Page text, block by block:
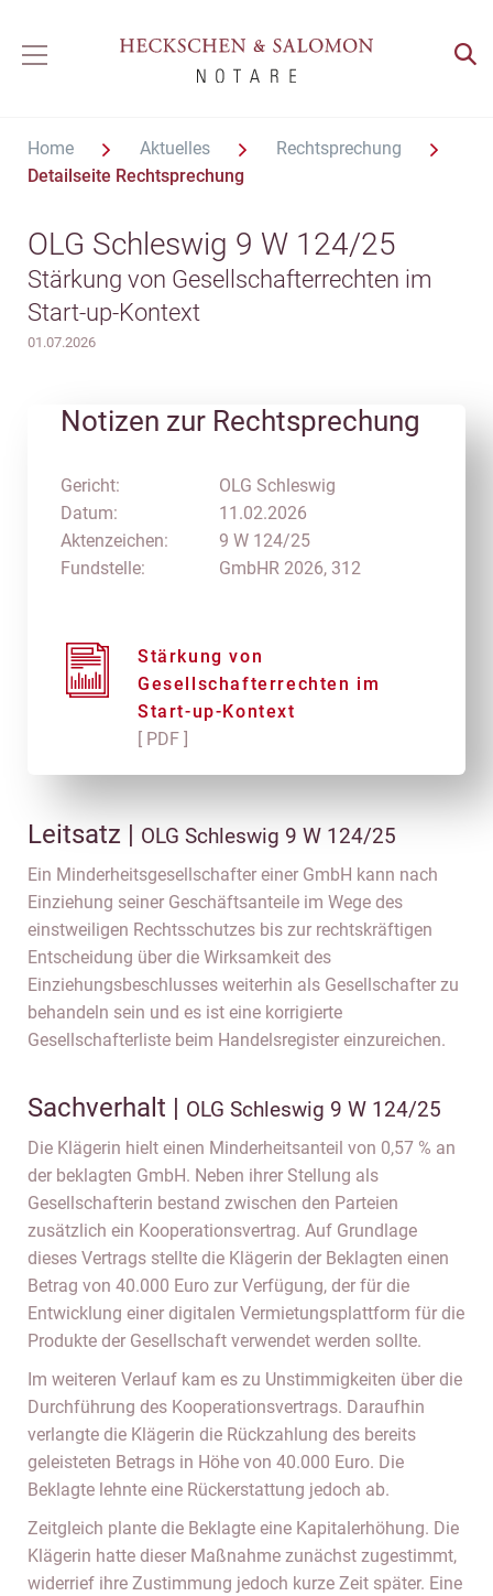
Home Aktuelles
Rechtsprechung
Detailseite Rechtsprechung
OLG Schleswig 9 W 124/25
Stärkung von Gesellschafterrechten im
Start-up-Kontext
01.07.2026
Notizen zur Rechtsprechung
Gericht:
Datum:
Aktenzeichen:
Fundstelle:
OLG Schleswig
11.02.2026
9 W 124/25
GmbHR 2026, 312
Stärkung von
Gesellschafterrechten im
Start-up-Kontext
[ PDF ]
Leitsatz | OLG Schleswig 9 W 124/25
Ein Minderheitsgesellschafter einer GmbH kann nach
Einziehung seiner Geschäftsanteile im Wege des
einstweiligen Rechtsschutzes bis zur rechtskräftigen
Entscheidung über die Wirksamkeit des
Einziehungsbeschlusses weiterhin als Gesellschafter zu
behandeln sein und es ist eine korrigierte
Gesellschafterliste beim Handelsregister einzureichen.
Sachverhalt | OLG Schleswig 9 W 124/25
Die Klägerin hielt einen Minderheitsanteil von 0,57 % an
der beklagten GmbH. Neben ihrer Stellung als
Gesellschafterin bestand zwischen den Parteien
zusätzlich ein Kooperationsvertrag. Auf Grundlage
dieses Vertrags stellte die Klägerin der Beklagten einen
Betrag von 40.000 Euro zur Verfügung, der für die
Entwicklung einer digitalen Vermietungsplattform für die
Produkte der Gesellschaft verwendet werden sollte.
Im weiteren Verlauf kam es zu Unstimmigkeiten über die
Durchführung des Kooperationsvertrags. Daraufhin
verlangte die Klägerin die Rückzahlung des bereits
geleisteten Betrags in Höhe von 40.000 Euro. Die
Beklagte lehnte eine Rückerstattung jedoch ab.
Zeitgleich plante die Beklagte eine Kapitalerhöhung. Die
Klägerin hatte dieser Maßnahme zunächst zugestimmt,
widerrief ihre Zustimmung jedoch kurze Zeit später. Eine